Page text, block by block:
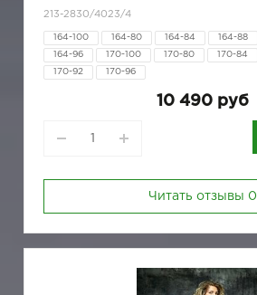
213-2830/4023/4
164-100 164-80 164-84 164-88
164-96 170-100 170-80 170-84
170-92 170-96
10 490 руб
Читать отзывы 0